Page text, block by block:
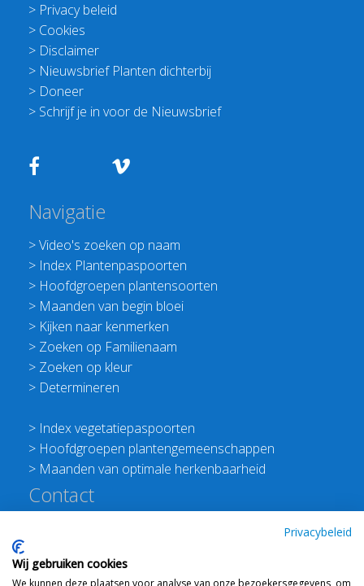
> Privacy beleid
> Cookies
> Disclaimer
> Nieuwsbrief Planten dichterbij
> Doneer
> Schrijf je in voor de Nieuwsbrief
Navigatie
>Video's zoeken op naam
> Index Plantenpaspoorten
> Hoofdgroepen plantensoorten
> Maanden van begin bloei
> Kijken naar kenmerken
> Zoeken op Familienaam
> Zoeken op kleur
> Determineren
> Index vegetatiepaspoorten
> Hoofdgroepen plantengemeenschappen
> Maanden van optimale herkenbaarheid
Contact
E:info@floravannederland.nl
Privacybeleid
Wij gebruiken cookies
We kunnen deze plaatsen voor analyse van onze bezoekersgegevens, om